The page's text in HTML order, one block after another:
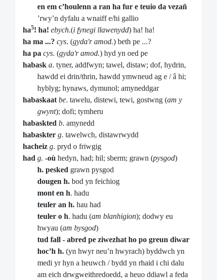
en em c’houlenn a ran ha fur e teuio da vezañ
’rwy’n dyfalu a wnaiff e/hi gallio
ha5! ha! ebych.(i fynegi llawenydd) ha! ha!
ha ma ...? cys. (gyda'r amod.) beth pe ...?
ha pa cys. (gyda'r amod.) hyd yn oed pe
habask a. tyner, addfwyn; tawel, distaw; dof, hydrin,
hawdd ei drin/thrin, hawdd ymwneud ag e / â hi;
hyblyg; hynaws, dymunol; amyneddgar
habaskaat be. tawelu, distewi, tewi, gostwng (am y
gwynt); dofi; tymheru
habaskted b. amynedd
habaskter g. tawelwch, distawrwydd
hacheiz g. pryd o friwgig
had g. -où hedyn, had; hil; sberm; grawn (pysgod)
h. pesked grawn pysgod
dougen h. bod yn feichiog
mont en h. hadu
teuler an h. hau had
teuler o h. hadu (am blanhigion); dodwy eu
hwyau (am bysgod)
tud fall - abred pe ziwezhat ho po greun diwar
hoc’h h. (yn hwyr neu’n hwyrach) byddwch yn
medi yr hyn a heuwch / bydd yn rhaid i chi dalu
am eich drwgweithredoedd, a heuo ddiawl a feda